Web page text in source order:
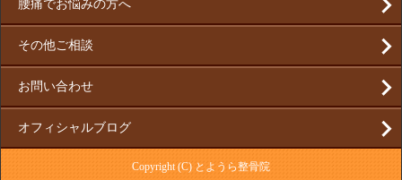
腰痛でお悩みの方へ
その他ご相談
お問い合わせ
オフィシャルブログ
Copyright (C) とようら整骨院